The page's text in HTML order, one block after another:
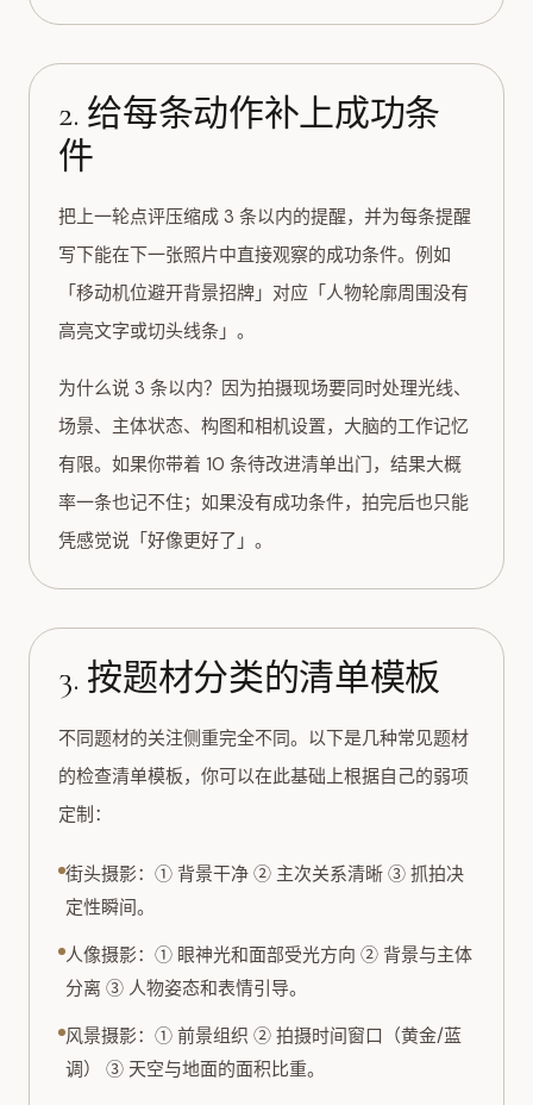
2. 给每条动作补上成功条
件
把上一轮点评压缩成 3 条以内的提醒，并为每条提醒
写下能在下一张照片中直接观察的成功条件。例如
「移动机位避开背景招牌」对应「人物轮廓周围没有
高亮文字或切头线条」。
为什么说 3 条以内？因为拍摄现场要同时处理光线、
场景、主体状态、构图和相机设置，大脑的工作记忆
有限。如果你带着 10 条待改进清单出门，结果大概
率一条也记不住；如果没有成功条件，拍完后也只能
凭感觉说「好像更好了」。
3. 按题材分类的清单模板
不同题材的关注侧重完全不同。以下是几种常见题材
的检查清单模板，你可以在此基础上根据自己的弱项
定制：
街头摄影：① 背景干净 ② 主次关系清晰 ③ 抓拍决
定性瞬间。
人像摄影：① 眼神光和面部受光方向 ② 背景与主体
分离 ③ 人物姿态和表情引导。
风景摄影：① 前景组织 ② 拍摄时间窗口（黄金/蓝
调） ③ 天空与地面的面积比重。